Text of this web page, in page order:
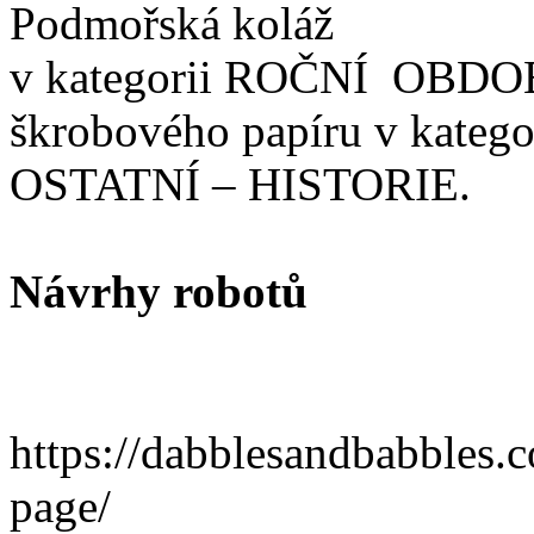
Podmořská koláž
v kategorii ROČNÍ
škrobového papíru v
OSTATNÍ – HISTORIE.
Návrhy robotů
https://
page/